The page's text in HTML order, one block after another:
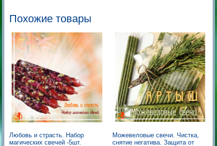
Похожие товары
Любовь и страсть. Набор
магических свечей -5шт.
Можевеловые свечи. Чистка,
снятие негатива. Защита от